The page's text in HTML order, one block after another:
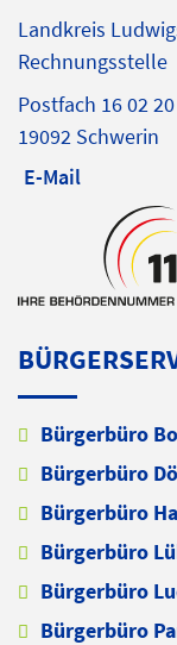
Landkreis
Rechnungsstelle
Postfach 16 02 20
19092 Schwerin
E-Mail
Bürgerbüro
Bürgerbüro
Bürgerbüro
Bürgerbüro
Bürgerbüro
Bürgerbüro